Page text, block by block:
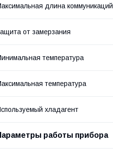
длина коммуникаций
от замерзания
температура
температура
хладагент
работы прибора